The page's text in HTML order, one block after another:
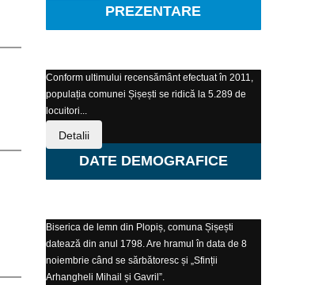
PREZENTARE
Conform ultimului recensământ efectuat în 2011,
populația comunei Șișești se ridică la 5.289 de
locuitori...
Detalii
DATE DEMOGRAFICE
Biserica de lemn din Plopiș, comuna Șișești
datează din anul 1798. Are hramul în data de 8
noiembrie când se sărbătoresc și „Sfinții
Arhangheli Mihail și Gavril”.